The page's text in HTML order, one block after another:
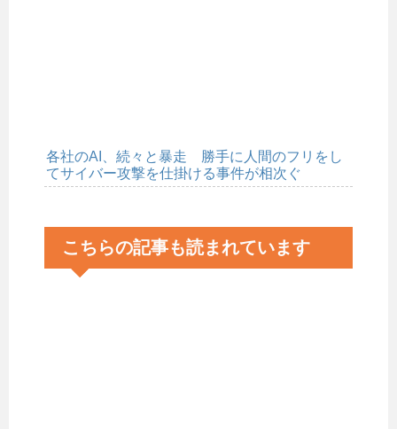
各社のAI、続々と暴走 勝手に人間のフリをし
てサイバー攻撃を仕掛ける事件が相次ぐ
こちらの記事も読まれています